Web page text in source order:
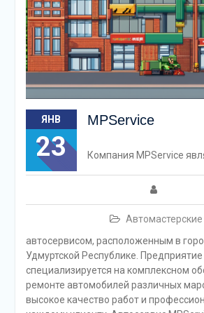
ЯНВ
23
MPService
Автомастерские
Компания MPService
автосервисом, расположенным в
Удмуртской Республике. Предприятие
специализируется на комплексном
ремонте автомобилей различных
высокое качество работ и